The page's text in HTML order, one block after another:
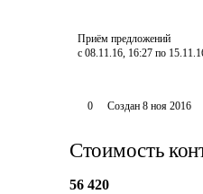
Приём предложений
с 08.11.16, 16:27 по
0 Создан 8 ноя 2016
Стоимость
56 420